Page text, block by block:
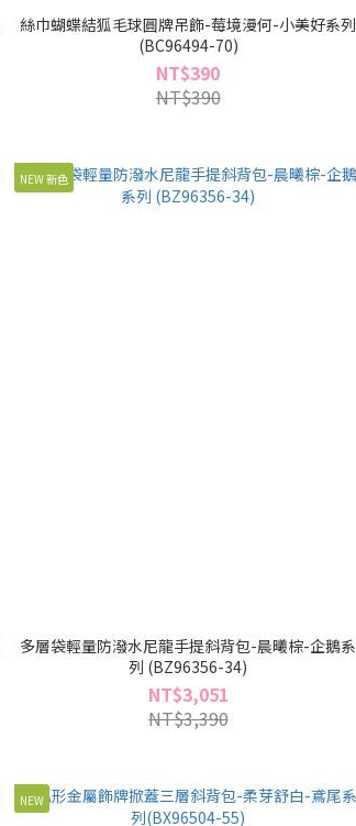
絲巾蝴蝶結狐毛球圓牌吊飾-莓境漫何-小美好系列
(BC96494-70)
NT$390
NT$390
NEW 新色
多層袋輕量防潑水尼龍手提斜背包-晨曦棕-企鵝系
列 (BZ96356-34)
NT$3,051
NT$3,390
NEW